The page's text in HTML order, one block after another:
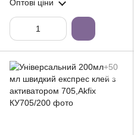
Оптові ціни